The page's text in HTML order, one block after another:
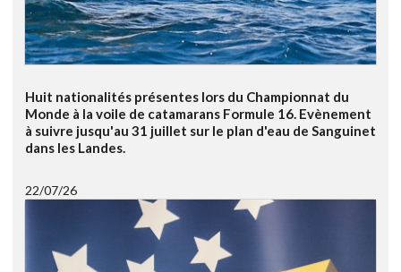
Huit nationalités présentes lors du Championnat du
Monde à la voile de catamarans Formule 16. Evènement
à suivre jusqu'au 31 juillet sur le plan d'eau de Sanguinet
dans les Landes.
22/07/26